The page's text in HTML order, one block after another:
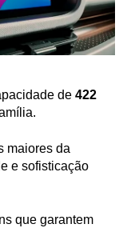
de 422
maiores da
e sofisticação
que garantem